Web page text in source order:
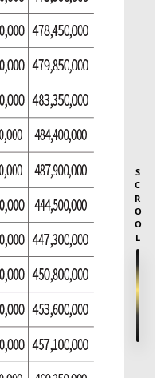
SCROOL